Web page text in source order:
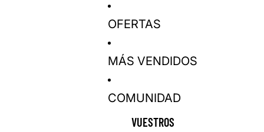
OFERTAS
MÁS VENDIDOS
COMUNIDAD
VUESTROS